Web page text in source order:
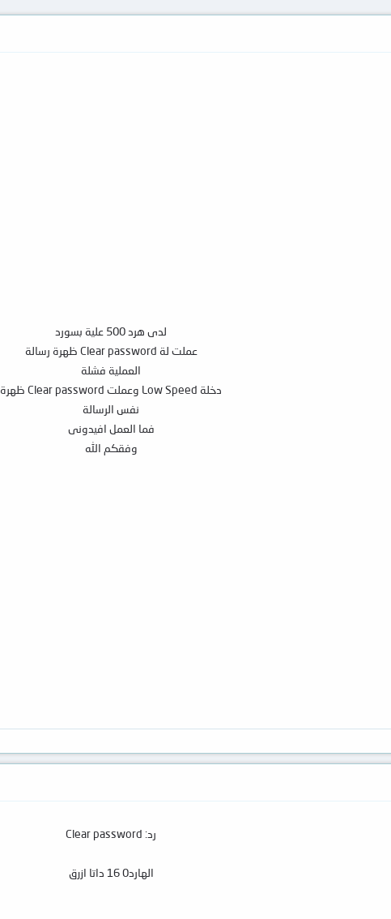
لدى هرد 500 علية بسورد
عملت لة Clear password ظهرة رسالة
العملية فشلة
دخلة Low Speed وعملت Clear password ظهرة
نفس الرسالة
فما العمل افيدونى
وفقكم الله
رد: Clear password
الهارد0 16 داتا ازرق